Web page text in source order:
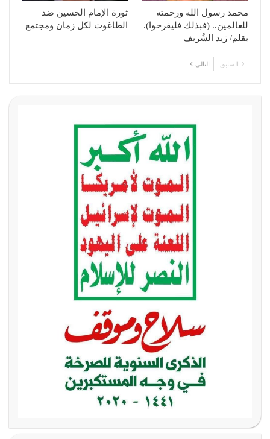
محمد رسول الله ورحمته
للعالمين.. (فبذلك فليفرحوا).
بقلم/ زيد الشُريف
ثورة الإمام الحسين ضد
الطاغوت لكل زمان ومجتمع
السابق التالي